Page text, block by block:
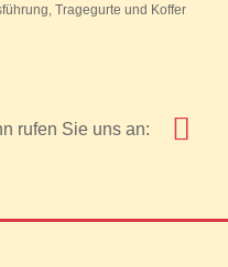
Tragegurte und Koffer
rufen Sie uns an: